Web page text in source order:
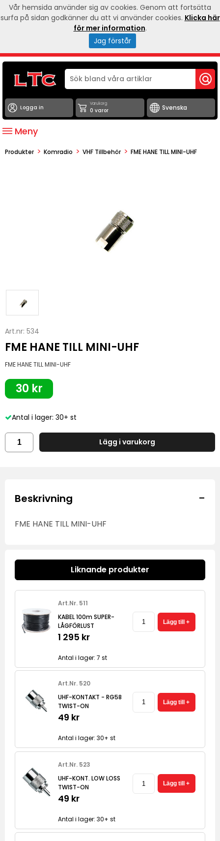
Logga in
Varukorg
0 varor
Meny
Produkter > Komradio > VHF Tillbehör > FME HANE TILL MINI-UHF
Art.nr: 534
FME HANE TILL MINI-UHF
FME HANE TILL MINI-UHF
30 kr
Antal i lager: 30+ st
Lägg i varukorg
Beskrivning -
FME HANE TILL MINI-UHF
Liknande produkter
Art.Nr. 511
KABEL 100m SUPER-
LÅGFÖRLUST
1 295 kr
Antal i lager: 7 st
Art.Nr. 520
UHF-KONTAKT - RG58
TWIST-ON
49 kr
Antal i lager: 30+ st
Art.Nr. 523
UHF-KONT. LOW LOSS
TWIST-ON
49 kr
Antal i lager: 30+ st
Vår hemsida använder sig av cookies. Genom att fortsätta
surfa på sidan godkänner du att vi använder cookies. Klicka här
för mer information.
Jag förstår